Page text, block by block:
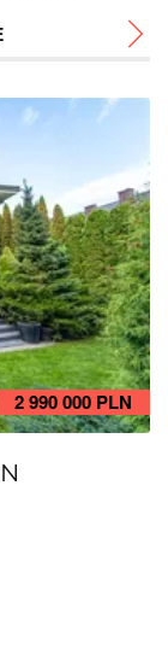
2 990 000 PLN